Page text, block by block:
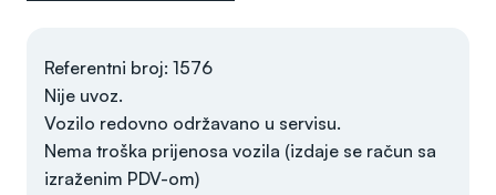
Referentni broj: 1576
Nije uvoz.
Vozilo redovno održavano u servisu.
Nema troška prijenosa vozila (izdaje se račun sa
izraženim PDV-om)